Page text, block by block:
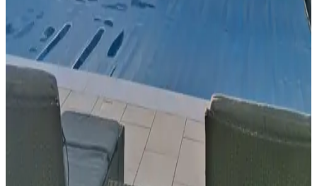
Personen
Wählen Sie Ihre Aufenthaltsdaten
Keine Reservierungsgebühren oder Provisionen
Ihre Anfrage ist unverbindlich
Sie buchen direkt beim Gastgeber
Inklusiv Touristensteuer